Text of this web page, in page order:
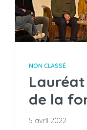
NON CLASSÉ
de la
5 avril 2022